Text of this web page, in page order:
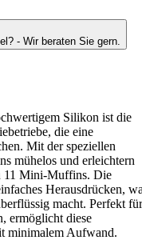
- Wir beraten Sie gern.
Silikon ist die
die eine
Mit der speziellen
mühelos und erleichtern
11 Mini-Muffins. Die
Herausdrücken,
macht. Perfekt für
ermöglicht diese
minimalem Aufwand.